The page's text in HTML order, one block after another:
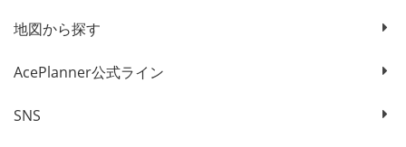
地図から探す
AcePlanner公式ライン
SNS